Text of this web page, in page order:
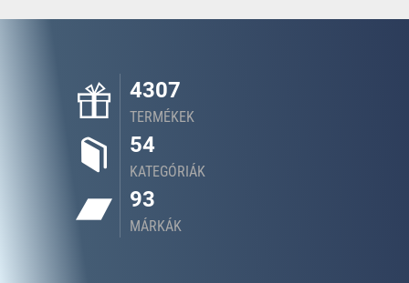
4307
TERMÉKEK
54
KATEGÓRIÁK
93
MÁRKÁK